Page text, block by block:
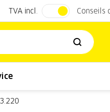
Conseils
TVA incl.